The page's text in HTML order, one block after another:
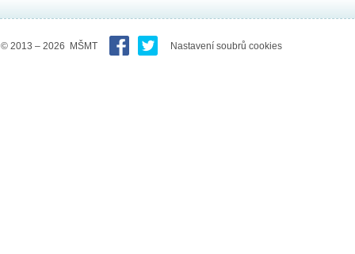
© 2013 – 2026 MŠMT Nastavení soubrů cookies